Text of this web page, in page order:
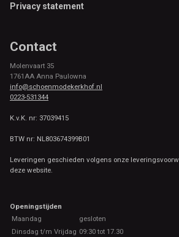
Privacy statement
Contact
Molenvaart 35
1761AA Anna Paulowna
info@schoenmodekerkhof.nl
0223-531344
K.v.K. nr: 37039415
BTW nr: NL803674399B01
Leveringen geschieden volgens onze
deze website.
Openingstijden
Maandag
gesloten
Dinsdag t/m Vrijdag 09:30 tot 17.30